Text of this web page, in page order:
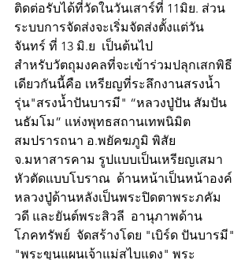
ติดต่อรับได้ที่วัดในวันเสาร์ที่ 11มิย. ส่วน
ระบบการจัดส่งจะเริ่มจัดส่งตั้งแต่วัน
จันทร์ ที่ 13 มิ.ย  เป็นต้นไป
สำหรับวัตถุมงคลที่จะเข้าร่วมปลุกเสกพิธี
เดียวกันนี้คือ เหรียญที่ระลึกงานสรงน้ำ
รุ่น"สรงน้ำปันบารมี" “หลวงปู่ปัน สัมปัน
นธัมโม” แห่งพุทธสถานเทพนิมิต
สมปรารถนา อ.พยัคฆภูมิ พิสัย
จ.มหาสารคาม รูปแบบเป็นเหรียญเสมา
หัวตัดแบบโบราณ  ด้านหน้าเป็นหน้าองค์
หลวงปู่ด้านหลังเป็นพระปิดตาพระภคัม
วดี และยันต์พระสิวลี  อานุภาพด้าน
โภคทรัพย์  จัดสร้างโดย "เบิร์ด ปันบารมี"
"พระขุนแผนเจ้าแม่สไบแดง" พระ